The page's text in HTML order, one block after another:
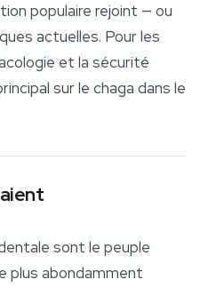
populaire rejoint — ou
actuelles. Pour les
et la sécurité
sur le chaga dans le
sont le peuple
plus abondamment